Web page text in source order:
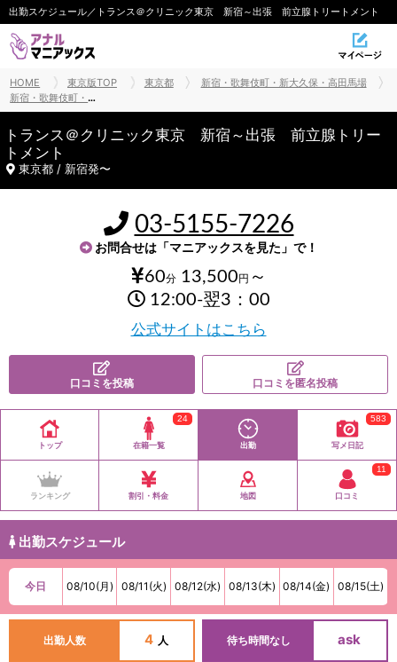
出勤スケジュール／トランス＠クリニック東京 新宿～出張 前立腺トリートメント
HOME 東京版TOP 東京都
新宿・歌舞伎町・新大久保・高田馬場
新宿・歌舞伎町・新大久保・高田馬場前立腺・ドライオーガズム
トランス＠クリニック東京 新宿～出張 前立腺トリー
トメント
東京都 / 新宿発〜
03-5155-7226
お問合せは「マニアックスを見た」で！
60分13,500 円 ～
12:00-翌3：00
公式サイトはこちら
口コミを投稿 口コミを匿名投稿
トップ 在籍一覧
24
出勤 写メ日記
583
ランキング 割引・料金 地図 口コミ
11
出勤スケジュール
今日 08/10(月) 08/11(火) 08/12(水) 08/13(木) 08/14(金) 08/15(土)
出勤人数 4 人 待ち時間なし ask